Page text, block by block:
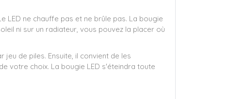
LED ne chauffe pas et ne brûle pas. La bougie
ni sur un radiateur, vous pouvez la placer où
de piles. Ensuite, il convient de les
votre choix. La bougie LED s'éteindra toute